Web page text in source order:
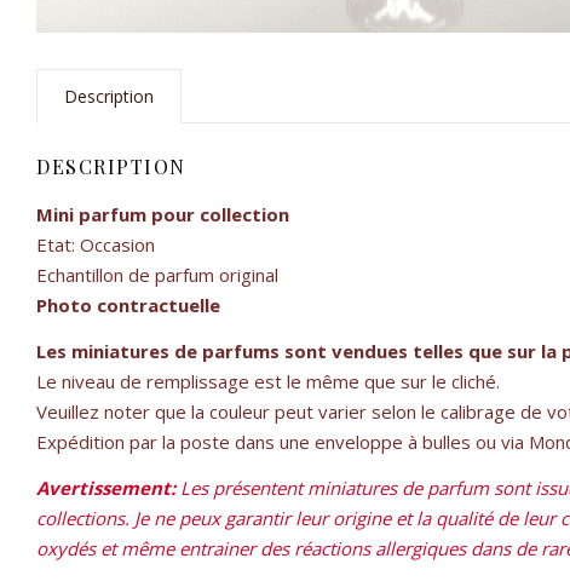
Description
DESCRIPTION
Mini parfum pour collection
Etat: Occasion
Echantillon de parfum original
Photo contractuelle
Les miniatures de parfums sont vendues telles que sur la
Le niveau de remplissage est le même que sur le cliché.
Veuillez noter que la couleur peut varier selon le calibrage de
Expédition par la poste dans une enveloppe à bulles ou via
Avertissement:Les présentent miniatures de parfum sont
collections. Je ne peux garantir leur origine et la qualité de
oxydés et même entrainer des réactions allergiques dans de